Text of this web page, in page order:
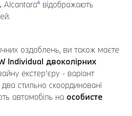
Alcantara⁴ відображають
оздоблень, ви також маєте
Individual двоколірних
екстер’єру - варіант
два стильно скоординовані
автомобіль на особисте